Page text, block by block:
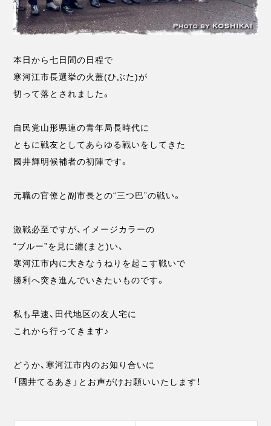
本日から七日間の日程で
寒河江市長選挙の火蓋(ひぶた)が
切って落とされました。
自民党山形県連の青年局長時代に
ともに戦友としてあらゆる戦いをしてきた
國井輝明候補者の初陣です。
元職の官僚と副市長との“三つ巴”の戦い。
激戦必至ですが、イメージカラーの
“ブルー”を見に纏(まと)い、
寒河江市内に大きなうねりを起こす戦いで
勝利へ突き進んでいきたいものです。
私も早速、田代地区の友人宅に
これから行ってきます♪
どうか、寒河江市内のお知り合いに
「國井てるあき」とお声がけお願いいたします！